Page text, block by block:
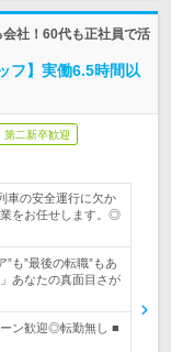
社！60代も正社員で活
フ】実働6.5時間以
第二新卒歓迎
車の安全運行に欠か
をお任せします。◎
”も”最後の転職”もあ
あなたの真面目さが
ン歓迎◎転勤無し ■